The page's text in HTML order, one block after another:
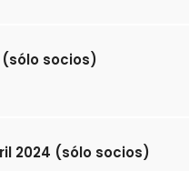
socios)
2024 (sólo socios)